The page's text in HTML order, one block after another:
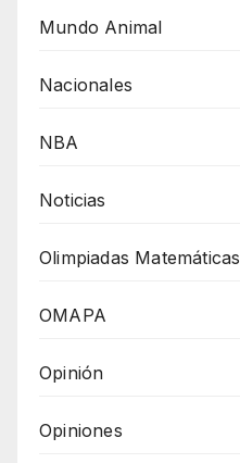
Mundo Animal
Nacionales
NBA
Noticias
Olimpiadas Matemáticas
OMAPA
Opinión
Opiniones